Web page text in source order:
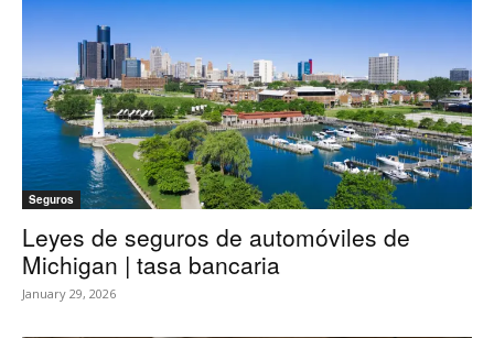
Seguros
Leyes de seguros de automóviles de
Michigan | tasa bancaria
January 29, 2026